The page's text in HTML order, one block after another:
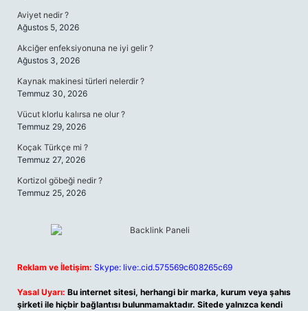
Aviyet nedir ?
Ağustos 5, 2026
Akciğer enfeksiyonuna ne iyi gelir ?
Ağustos 3, 2026
Kaynak makinesi türleri nelerdir ?
Temmuz 30, 2026
Vücut klorlu kalırsa ne olur ?
Temmuz 29, 2026
Koçak Türkçe mi ?
Temmuz 27, 2026
Kortizol göbeği nedir ?
Temmuz 25, 2026
Reklam ve İletişim: Skype: live:.cid.575569c608265c69
Yasal Uyarı: Bu internet sitesi, herhangi bir marka, kurum veya şahıs
şirketi ile hiçbir bağlantısı bulunmamaktadır. Sitede yalnızca kendi